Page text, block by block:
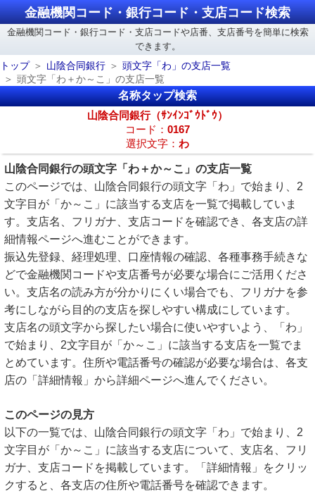
金融機関コード・銀行コード・支店コード検索
金融機関コード・銀行コード・支店コードや店番、支店番号を簡単に検索
できます。
トップ
山陰合同銀行
頭文字「わ」の支店一覧
頭文字「わ＋か～こ」の支店一覧
名称タップ検索
山陰合同銀行（ｻﾝｲﾝｺﾞｳﾄﾞｳ）
コード： 0167
選択文字： わ
山陰合同銀行の頭文字「わ＋か～こ」の支店一覧
このページでは、山陰合同銀行の頭文字「わ」で始まり、2
文字目が「か～こ」に該当する支店を一覧で掲載していま
す。支店名、フリガナ、支店コードを確認でき、各支店の詳
細情報ページへ進むことができます。
振込先登録、経理処理、口座情報の確認、各種事務手続きな
どで金融機関コードや支店番号が必要な場合にご活用くださ
い。支店名の読み方が分かりにくい場合でも、フリガナを参
考にしながら目的の支店を探しやすい構成にしています。
支店名の頭文字から探したい場合に使いやすいよう、「わ」
で始まり、2文字目が「か～こ」に該当する支店を一覧でま
とめています。住所や電話番号の確認が必要な場合は、各支
店の「詳細情報」から詳細ページへ進んでください。
このページの見方
以下の一覧では、山陰合同銀行の頭文字「わ」で始まり、2
文字目が「か～こ」に該当する支店について、支店名、フリ
ガナ、支店コードを掲載しています。「詳細情報」をクリッ
クすると、各支店の住所や電話番号を確認できます。